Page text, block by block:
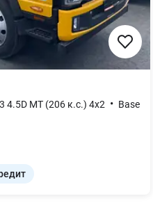
4.5D MT (206 к.с.) 4x2 • Base